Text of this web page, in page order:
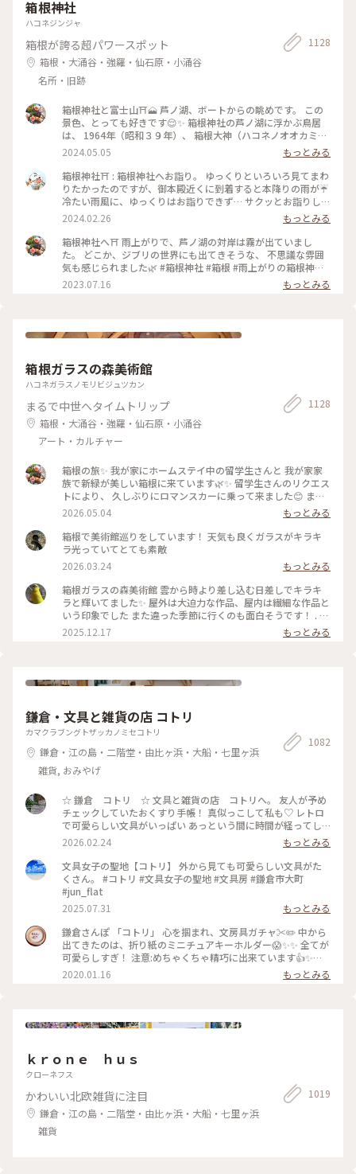
箱根神社
ハコネジンジャ
箱根が誇る超パワースポット
箱根・大涌谷・強羅・仙石原・小涌谷
名所・旧跡
1128
箱根神社と富士山⛩️🗻 芦ノ湖、ボートからの眺めです。 この
景色、とっても好きです😌✨ 箱根神社の芦ノ湖に浮かぶ鳥居
は、 1964年（昭和３９年）、 箱根大神（ハコネノオオカミ）
御鎮座 １２００年と東京オリンピック開催を奉祝記念し、
「平和」の扁額が掲げられたそうです。 講和条約の全権特命大
使として調印した 吉田茂元首相が書かれたそうで、 それ以来
「平和の鳥居」と親しまれています。 この「平和」の文字は、
芦ノ湖側からしか見られないので、 見た時はおおぉ〜✨と感動
しました😊 #箱根神社 #芦ノ湖 #平和の鳥居 #GW #春色さがし
2024.05.05
もっとみる
箱根神社⛩️ : 箱根神社へお詣り。 ゆっくりといろいろ見てまわ
りたかったのですが、御本殿近くに到着すると本降りの雨が☔️
冷たい雨風に、ゆっくりはお詣りできず… サクッとお詣りして
車に戻りました😭 : 九頭竜神社の新宮もあって見所満載です
が、景色の写真も撮れず…残念でした😢 いろいろ後悔が残る…
また箱根に来たら、もう一度ちゃんとお詣りしに来たいです✨
木々や苔の緑が綺麗で癒されました🌿 : 平日なのにたくさんの
人がいました。 御朱印もたくさん待つかな？と思ったけれど、
意外にも待っている人はいなくて、すぐにいただくことができ
ました。 : 特に良い写真もないのですが、旅の思い出投稿でし
のミルキーな毎日
2024.02.26
もっとみる
箱根神社へ⛩ 雨上がりで、芦ノ湖の対岸は霧が出ていまし
た。 どこか、ジブリの世界にも出てきそうな、 不思議な雰囲
気も感じられました🌿 #箱根神社 #箱根 #雨上がりの箱根神社
#私のことりっぷ旅 #美しい町
2023.07.16 もっとみる
箱根ガラスの森美術館
ハコネガラスノモリビジュツカン
まるで中世へタイムトリップ
箱根・大涌谷・強羅・仙石原・小涌谷
アート・カルチャー
1128
箱根の旅✨ 我が家にホームステイ中の留学生さんと 我が家家
族で新緑が美しい箱根に来ています🌿✨ 留学生さんのリクエス
トにより、 久しぶりにロマンスカーに乗って来ました😊 まず
は、箱根ガラスの森美術館へ°˖✧ 1番感動したのが、庭園でひ
ときわ輝いていた 「クリスタル・ガラスの藤の花」💙💜🤍 藤
の花は春から初夏にかけて 箱根の山間に美しく咲くそうで、
またイタリア•フィレンツェにも 名所があるそうです✨ その藤
の花をクリスタル・ガラスで表現... 爽やかな初夏の風と木漏れ
日に輝く様子は 夢のように美しかったです𖧷 ⁺. 【展示期間】
2026年3月14日から6月25日まで。 #箱根ガラスの森美術館 #
箱根 #ちいさな列車旅 #クリスタル・ガラスの藤の花 #藤の花
#藤 #久しぶりにロマンスカー
2026.05.04
もっとみる
箱根で美術館巡りをしています！ 天気も良くガラスがキラキ
ラ光っていてとても素敵
2026.03.24
もっとみる
箱根ガラスの森美術館 雲から時より差し込む日差しでキラキ
ラと輝いてました✨ 屋外は大迫力な作品、屋内は繊細な作品と
いう印象でした また違った季節に行くのも面白そうです！ . #
2025.12.17 もっとみる
鎌倉・文具と雑貨の店 コトリ
カマクラブングトザッカノミセコトリ
鎌倉・江の島・二階堂・由比ヶ浜・大船・七里ヶ浜
雑貨, おみやげ
1082
☆ 鎌倉 コトリ ☆ 文具と雑貨の店 コトリへ。 友人が予め
チェックしていたおくすり手帳！ 真似っこして私も♡ レトロ
で可愛らしい文具がいっぱい あっという間に時間が経ってし
まいます。 そして懲りずにまた、小さいファイルを買ってしま
った‥ #文具 #雑貨 #鎌倉 #鎌倉コトリ
2026.02.24
もっとみる
文具女子の聖地【コトリ】 外から見ても可愛らしい文具がた
くさん。 #コトリ #文具女子の聖地 #文具房 #鎌倉市大町
#jun_flat
2025.07.31
もっとみる
鎌倉さんぽ 「コトリ」 心を掴まれ、文房具ガチャ✂️✏️ 中から
出てきたのは、折り紙のミニチュアキーホルダー😱✨✨ 全てが
可愛らしすぎ！ 注意:めちゃくちゃ精巧に出来ています👍✨
集めたくなるやつです…笑。 #鎌倉#コトリ#ガチャガチャ#折
り紙
2020.01.16 もっとみる
ｋｒｏｎｅ ｈｕｓ
クローネフス
かわいい北欧雑貨に注目
鎌倉・江の島・二階堂・由比ヶ浜・大船・七里ヶ浜
雑貨
1019